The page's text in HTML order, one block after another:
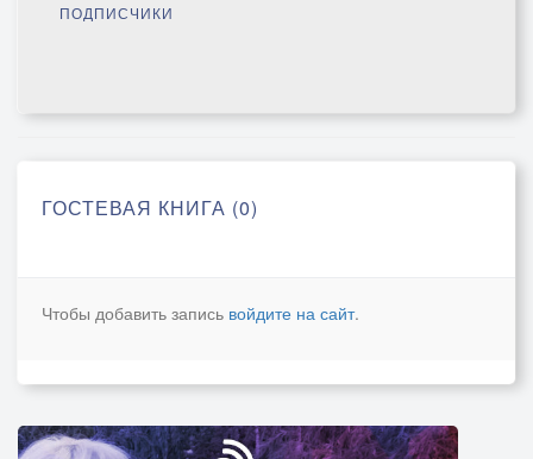
ПОДПИСЧИКИ
ГОСТЕВАЯ КНИГА (0)
Чтобы добавить запись войдите на сайт.